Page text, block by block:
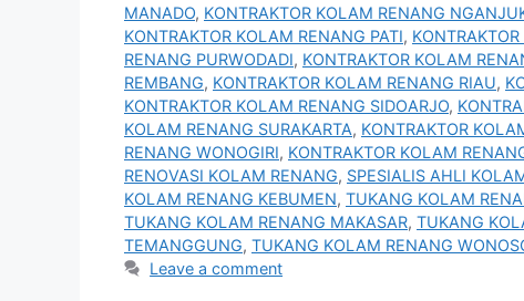
MANADO, KONTRAKTOR KOLAM RENANG
KONTRAKTOR KOLAM RENANG PATI,
RENANG PURWODADI, KONTRAKTOR KOLAM
REMBANG, KONTRAKTOR KOLAM RENANG RIAU,
KONTRAKTOR KOLAM RENANG SIDOARJO,
KOLAM RENANG SURAKARTA, KONTRAKTOR
RENANG WONOGIRI, KONTRAKTOR KOLAM
RENOVASI KOLAM RENANG, SPESIALIS AHLI
KOLAM RENANG KEBUMEN, TUKANG KOLAM
TUKANG KOLAM RENANG MAKASAR, TUKANG
TEMANGGUNG, TUKANG KOLAM RENANG
Leave a comment